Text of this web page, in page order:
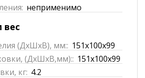
неприменимо
вес
(ДхШхВ), мм:: 151x100x99
(ДхШхВ,мм):: 151x100x99
кг: 4.2